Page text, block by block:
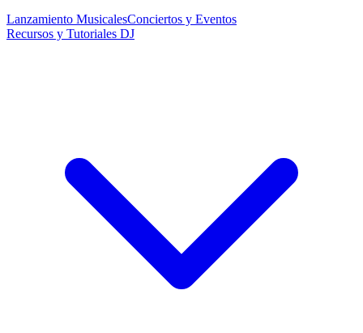
Lanzamiento MusicalesConciertos y Eventos
Recursos y Tutoriales DJ